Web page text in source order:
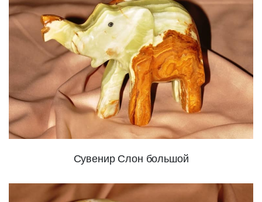
Сувенир Слон большой